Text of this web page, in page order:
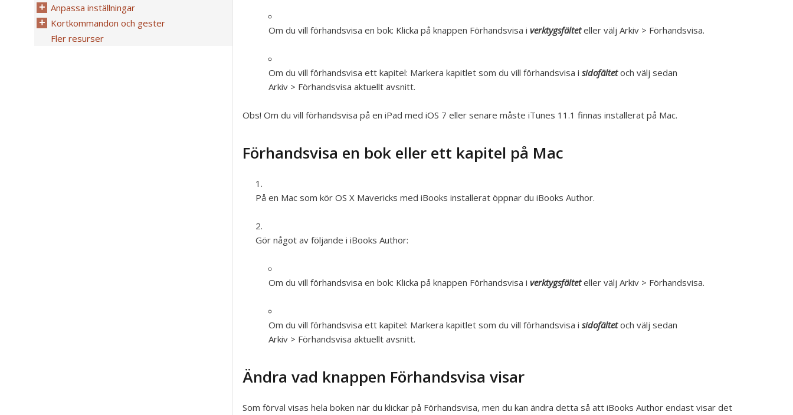
Om du vill förhandsvisa en bok: Klicka på knappen Förhandsvisa i verktygsfälteteller välj Arkiv > Förhandsvisa.
Om du vill förhandsvisa ett kapitel: Markera kapitlet som du vill förhandsvisa i sidofältetoch välj sedan
Arkiv > Förhandsvisa aktuellt avsnitt.
Obs! Om du vill förhandsvisa på en iPad med iOS 7 eller senare måste iTunes 11.1 finnas installerat på Mac.
Förhandsvisa en bok eller ett kapitel på Mac
På en Mac som kör OS X Mavericks med iBooks installerat öppnar du iBooks Author.
Gör något av följande i iBooks Author:
Om du vill förhandsvisa en bok: Klicka på knappen Förhandsvisa i verktygsfälteteller välj Arkiv > Förhandsvisa.
Om du vill förhandsvisa ett kapitel: Markera kapitlet som du vill förhandsvisa i sidofältetoch välj sedan
Arkiv > Förhandsvisa aktuellt avsnitt.
Ändra vad knappen Förhandsvisa visar
Som förval visas hela boken när du klickar på Förhandsvisa, men du kan ändra detta så att iBooks Author endast visar det
Anpassa inställningar
Kortkommandon och gester
Fler resurser